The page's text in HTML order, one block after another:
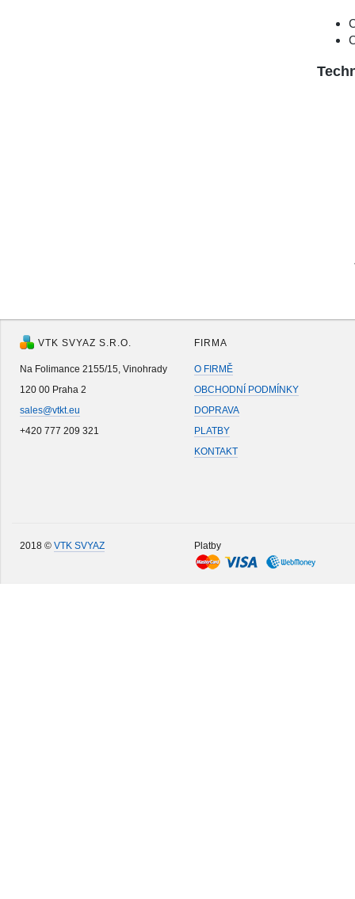
VTK SVYAZ S.R.O.
Na Folimance 2155/15, Vinohrady
120 00 Praha 2
sales@vtkt.eu
+420 777 209 321
FIRMA
O FIRMĚ
OBCHODNÍ PODMÍNKY
DOPRAVA
PLATBY
KONTAKT
2018 © VTK SVYAZ Platby